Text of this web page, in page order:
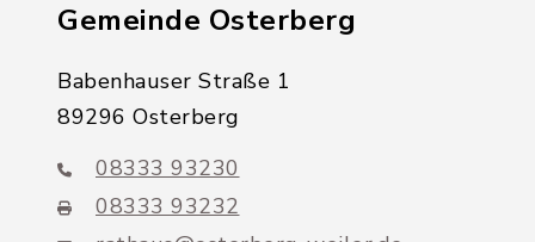
Gemeinde Osterberg
Babenhauser Straße 1
89296 Osterberg
08333 93230
08333 93232